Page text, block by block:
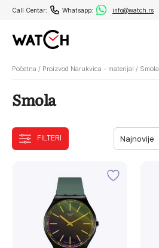
Call Centar: Whatsapp: info@watch.rs
Početna / Proizvod Narukvica - materijal / Smola
Smola
FILTERI